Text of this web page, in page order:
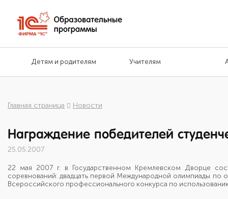
Детям и родителям Учителям
Главная страница Новости
Награждение победителей
25.05.2007
22 мая 2007 г. в Государственном Кремлевском Дворце
соревнований: двадцать первой Международной олимпиады по
Всероссийского профессионального конкурса по